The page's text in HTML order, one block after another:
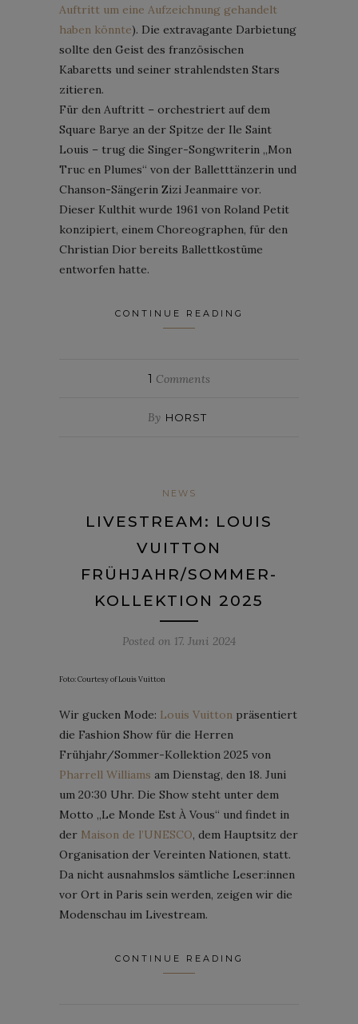
Auftritt um eine Aufzeichnung gehandelt
haben könnte). Die extravagante Darbietung
sollte den Geist des französischen
Kabaretts und seiner strahlendsten Stars
zitieren.
Für den Auftritt – ​​orchestriert auf dem
Square Barye an der Spitze der Ile Saint
Louis – trug die Singer-Songwriterin „Mon
Truc en Plumes“ von der Balletttänzerin und
Chanson-Sängerin Zizi Jeanmaire vor.
Dieser Kulthit wurde 1961 von Roland Petit
konzipiert, einem Choreographen, für den
Christian Dior bereits Ballettkostüme
entworfen hatte.
CONTINUE READING
1 Comments
By HORST
NEWS
LIVESTREAM: LOUIS
VUITTON
FRÜHJAHR/SOMMER-
KOLLEKTION 2025
Posted on 17. Juni 2024
Foto: Courtesy of Louis Vuitton
Wir gucken Mode: Louis Vuitton präsentiert
die Fashion Show für die Herren
Frühjahr/Sommer-Kollektion 2025 von
Pharrell Williams am Dienstag, den 18. Juni
um 20:30 Uhr. Die Show steht unter dem
Motto „Le Monde Est À Vous“ und findet in
der Maison de l’UNESCO, dem Hauptsitz der
Organisation der Vereinten Nationen, statt.
Da nicht ausnahmslos sämtliche Leser:innen
vor Ort in Paris sein werden, zeigen wir die
Modenschau im Livestream.
CONTINUE READING